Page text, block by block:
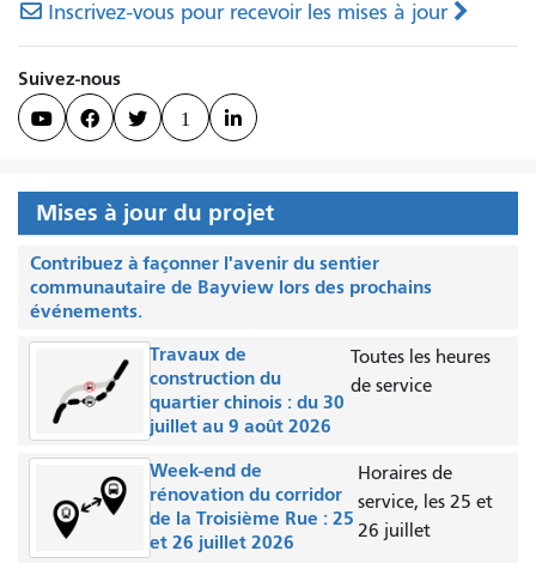
Inscrivez-vous pour recevoir les mises à jour
Suivez-nous
   1 
Mises à jour du projet
Contribuez à façonner l'avenir du sentier
communautaire de Bayview lors des prochains
événements.
Travaux de
construction du
quartier chinois : du 30
juillet au 9 août 2026
Toutes les heures
de service
Week-end de
rénovation du corridor
de la Troisième Rue : 25
et 26 juillet 2026
Horaires de
service, les 25 et
26 juillet